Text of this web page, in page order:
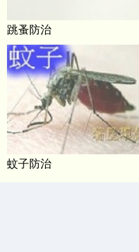
跳蚤防治
蚊子防治